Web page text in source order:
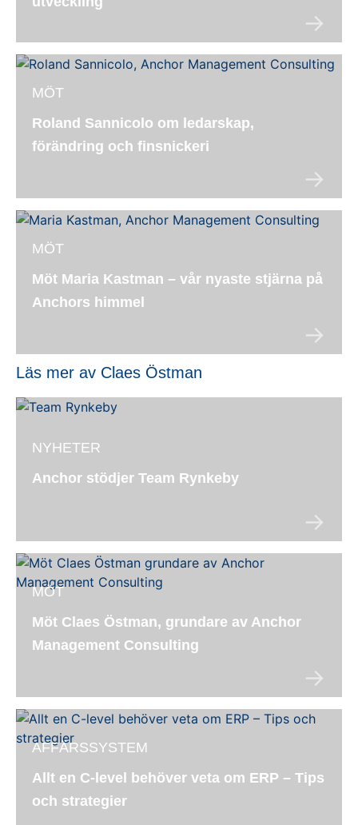
MÖT
Roland Sannicolo om ledarskap,
förändring och finsnickeri
MÖT
Möt Maria Kastman – vår nyaste stjärna på
Anchors himmel
Läs mer av Claes Östman
NYHETER
Anchor stödjer Team Rynkeby
MÖT
Möt Claes Östman, grundare av Anchor
Management Consulting
AFFÄRSSYSTEM
Allt en C-level behöver veta om ERP – Tips
och strategier